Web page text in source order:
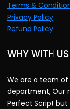
Terms &
Privacy Policy
Refund Policy
WHY WITH US
We are a team of
department, Our
Perfect Script but